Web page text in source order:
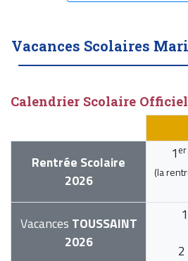
Vacances Scolaires
Calendrier Scolaire
Rentrée Scolaire
2026
1 er
(la
Vacances TOUSSAINT
2026